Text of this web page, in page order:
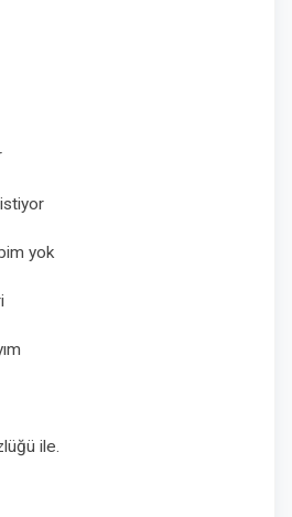
yok
ile.